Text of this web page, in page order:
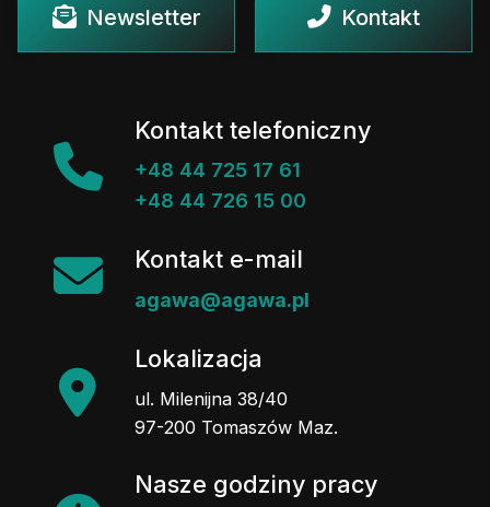
Newsletter Kontakt
Kontakt telefoniczny
+48 44 725 17 61
+48 44 726 15 00
Kontakt e-mail
agawa@agawa.pl
Lokalizacja
ul. Milenijna 38/40
97-200 Tomaszów Maz.
Nasze godziny pracy